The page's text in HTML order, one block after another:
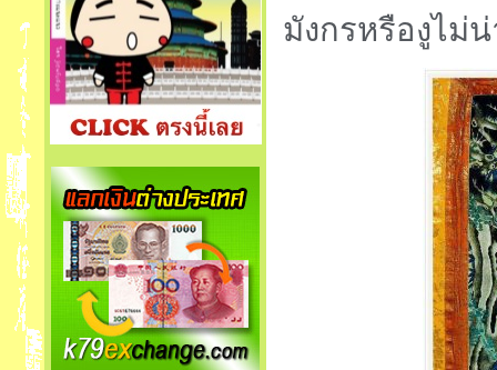
มังกรหรืองูไม่